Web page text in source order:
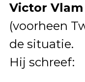
Victor Vlam
(voorheen
de situatie.
Hij schreef: